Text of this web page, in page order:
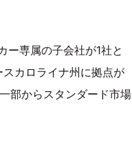
ー専属の子会社が1社と
カロライナ州に拠点が
部からスタンダード市場